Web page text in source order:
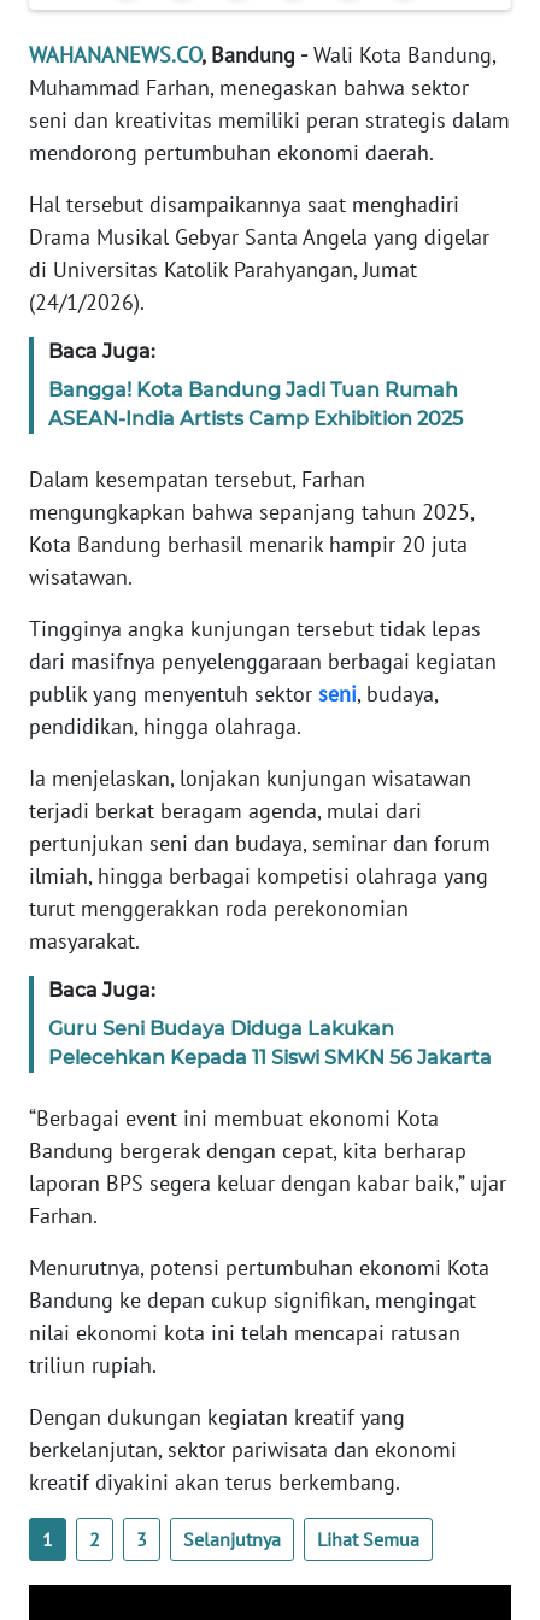
WAHANANEWS.CO, Bandung -Wali Kota Bandung,
Muhammad Farhan, menegaskan bahwa sektor
seni dan kreativitas memiliki peran strategis dalam
mendorong pertumbuhan ekonomi daerah.
Hal tersebut disampaikannya saat menghadiri
Drama Musikal Gebyar Santa Angela yang digelar
di Universitas Katolik Parahyangan, Jumat
(24/1/2026).
Baca Juga:
Bangga! Kota Bandung Jadi Tuan Rumah
ASEAN-India Artists Camp Exhibition 2025
Dalam kesempatan tersebut, Farhan
mengungkapkan bahwa sepanjang tahun 2025,
Kota Bandung berhasil menarik hampir 20 juta
wisatawan.
Tingginya angka kunjungan tersebut tidak lepas
dari masifnya penyelenggaraan berbagai kegiatan
publik yang menyentuh sektor seni, budaya,
pendidikan, hingga olahraga.
Ia menjelaskan, lonjakan kunjungan wisatawan
terjadi berkat beragam agenda, mulai dari
pertunjukan seni dan budaya, seminar dan forum
ilmiah, hingga berbagai kompetisi olahraga yang
turut menggerakkan roda perekonomian
masyarakat.
Baca Juga:
Guru Seni Budaya Diduga Lakukan
Pelecehkan Kepada 11 Siswi SMKN 56 Jakarta
“Berbagai event ini membuat ekonomi Kota
Bandung bergerak dengan cepat, kita berharap
laporan BPS segera keluar dengan kabar baik,” ujar
Farhan.
Menurutnya, potensi pertumbuhan ekonomi Kota
Bandung ke depan cukup signifikan, mengingat
nilai ekonomi kota ini telah mencapai ratusan
triliun rupiah.
Dengan dukungan kegiatan kreatif yang
berkelanjutan, sektor pariwisata dan ekonomi
kreatif diyakini akan terus berkembang.
1 2 3 Selanjutnya Lihat Semua
Informasi
INDEKS
BERITA
KONTAK
INFO
IKLAN
KAMI
PEDOMAN
SIBER
REDAKSI
DISCLAIMER
Wahana
News
Regional
SUMUT
WN
JAKARTA
JABAR
BANTEN
WN
NTT
WN
KEPRI
WN
WN
PAPUA